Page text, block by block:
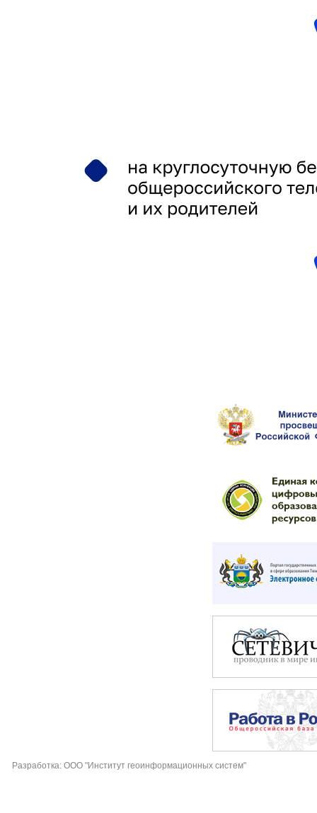
Разработка: ООО "Институт геоинформационных систем"